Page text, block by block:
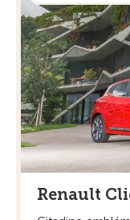
Renault